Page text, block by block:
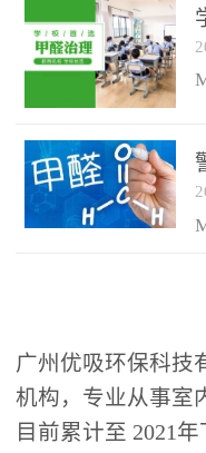
广州优吸环保科技
机构，专业从事室
目前累计至 2021